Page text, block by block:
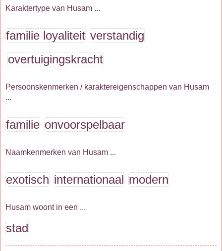
Karaktertype van Husam ...
familie loyaliteit verstandig
overtuigingskracht
Persoonskenmerken / karaktereigenschappen van Husam
...
familie onvoorspelbaar
Naamkenmerken van Husam ...
exotisch internationaal modern
Husam woont in een ...
stad